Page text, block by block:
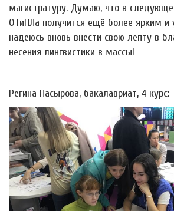
магистратуру. Думаю, что в
ОТиПЛа получится ещё более ярким и
надеюсь вновь внести свою лепту в
несения лингвистики в массы!
Регина Насырова, бакалавриат, 4 курс: